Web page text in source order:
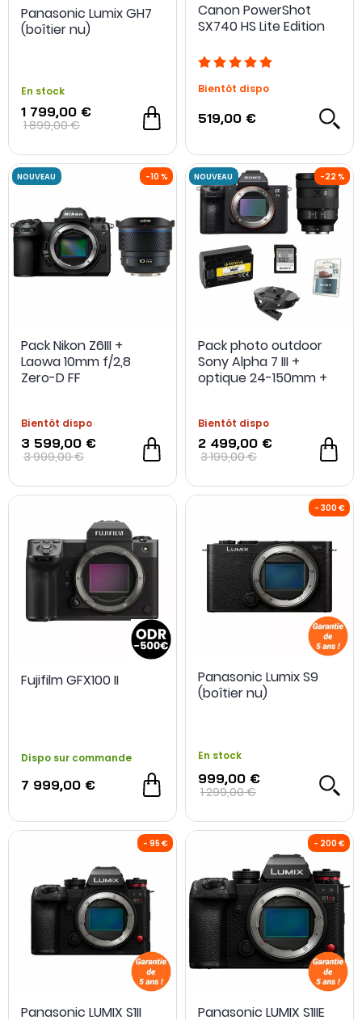
- 100 €
Panasonic Lumix GH7
(boîtier nu)
En stock
1 799,00 €
1 899,00 €
Canon PowerShot
SX740 HS Lite Edition
Bientôt dispo
519,00 €
NOUVEAU -10 %
Pack Nikon Z6III +
Laowa 10mm f/2,8
Zero-D FF
Bientôt dispo
3 599,00 €
3 999,00 €
NOUVEAU
Pack photo outdoor
Sony Alpha 7 III +
optique 24-150mm +
+ fixation sac à dos +
batterie
Bientôt dispo
2 499,00 €
3 199,00 €
Fujifilm GFX100 II
Dispo sur commande
7 999,00 €
Panasonic Lumix S9
(boîtier nu)
En stock
999,00 €
1 299,00 €
Panasonic LUMIX S1II
Panasonic LUMIX S1IIE